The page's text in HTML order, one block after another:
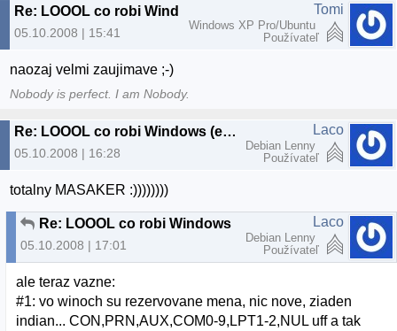
05.10.2008 | 15:41
Tomi
Windows XP Pro/Ubuntu
Používateľ
naozaj velmi zaujimave ;-)
Nobody is perfect. I am Nobody.
Re: LOOOL co robi Windows (extra dobre)
05.10.2008 | 16:28
Laco
Debian Lenny
Používateľ
totalny MASAKER :))))))))
05.10.2008 | 17:01
Laco
Debian Lenny
Používateľ
ale teraz vazne:
#1: vo winoch su rezervovane mena, nic nove, ziaden
indian... CON,PRN,AUX,COM0-9,LPT1-2,NUL uff a tak